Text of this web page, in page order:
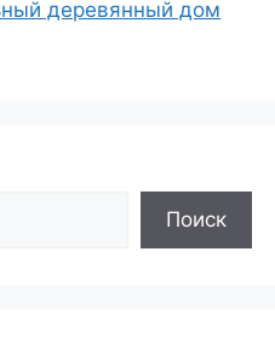
деревянный дом
Поиск